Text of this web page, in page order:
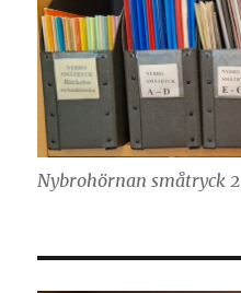
Nybrohörnan småtryck 2